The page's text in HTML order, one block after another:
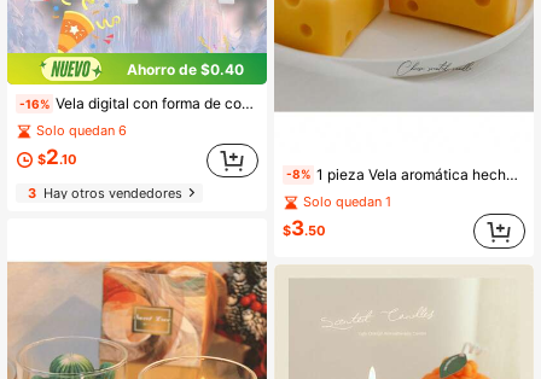
Ahorro de $0.40
-16% Vela digital con forma de corazón y labios, esencial de cumpleaños, regalo de fiesta, vela digital conmemorativa, pegatina, artesanía hecha a mano, decoración del hogar, regalo de cumpleaños
Solo quedan 6
$2.10
3Hay otros vendedores
-8% 1 pieza Vela aromática hecha a mano con forma de queso, adecuada para meditación, alivio del estrés y elevación del estado de ánimo - Accesorio fotográfico de escritorio, regalo de cumpleaños, decoración de habitación, regalo de graduación
Solo quedan 1
$3.50